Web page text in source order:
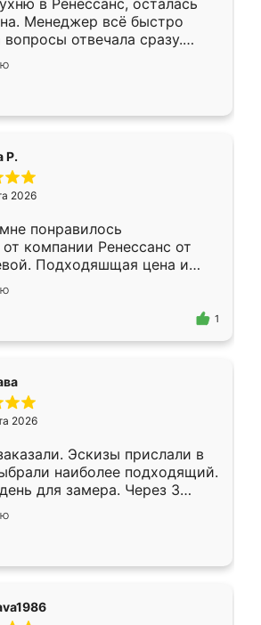
в Ренессанс, осталась
Менеджер всё быстро
вопросы отвечала сразу.
в субботу, подошёл к
Собрали
работали аккуратно, даже
Р.
2026
понравилось
компании Ренессанс от
Подходяшщая цена и
изготовления. Приехавший
Владислав
моему эскизу самый
1
2026
Эскизы прислали в
наиболее подходящий.
для замера. Через 3
уже готова. Остались
Спасибо Ренессанс
работу!